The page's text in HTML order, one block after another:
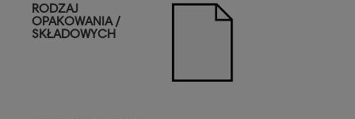
RODZAJ
OPAKOWANIA /
SKŁADOWYCH